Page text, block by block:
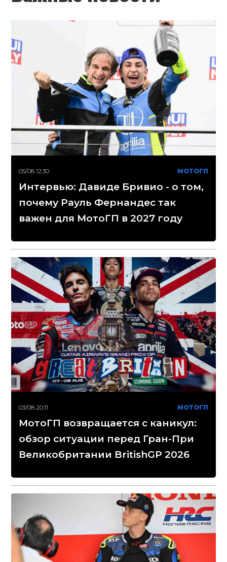
05/08 12:30 МОТОГП
Интервью: Давиде Бривио - о том,
почему Рауль Фернандес так
важен для МотоГП в 2027 году
03/08 20:11 МОТОГП
МотоГП возвращается с каникул:
обзор ситуации перед Гран-При
Великобритании BritishGP 2026